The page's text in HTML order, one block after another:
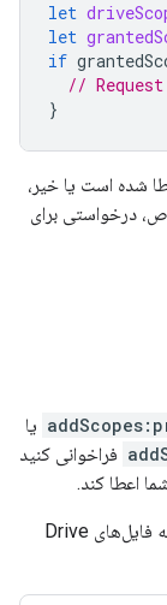
let
let
if
//
}
شده است یا خیر،
درخواستی برای
یا
فراخوانی کنید
اعطا کند.
برای مثال، برای درخواست دسترسی فقط خواندنی به فایل‌های Drive